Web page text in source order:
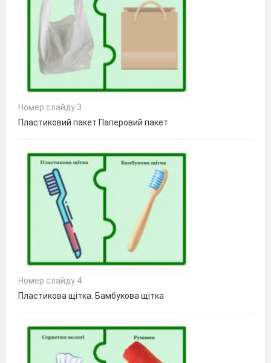
Номер слайду 3
Пластиковий пакет Паперовий пакет
Номер слайду 4
Пластикова щітка. Бамбукова щітка